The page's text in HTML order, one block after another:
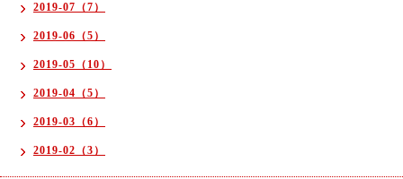
2019-07（7）
2019-06（5）
2019-05（10）
2019-04（5）
2019-03（6）
2019-02（3）